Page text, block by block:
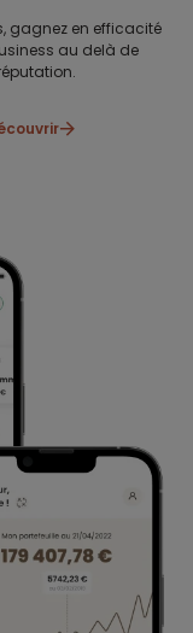
gagnez en efficacité
au delà de